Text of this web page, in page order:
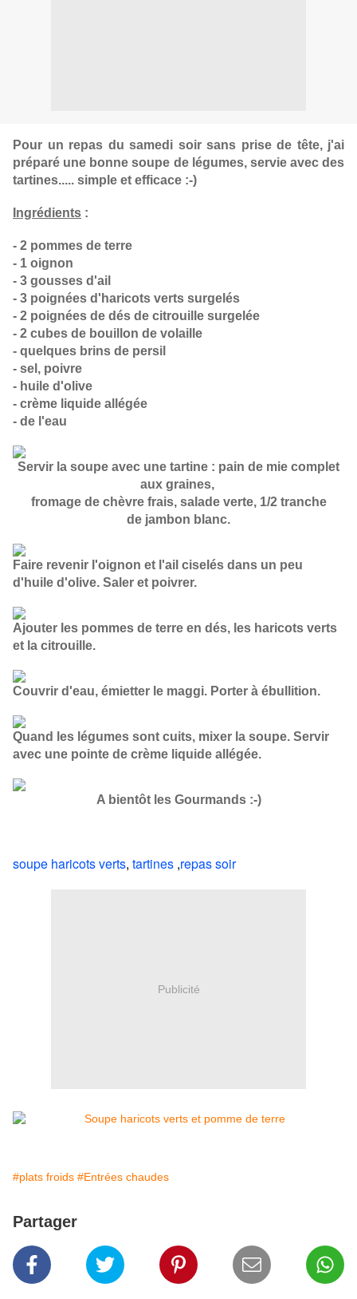
Pour un repas du samedi soir sans prise de tête, j'ai
préparé une bonne soupe de légumes, servie avec des
tartines..... simple et efficace :-)
Ingrédients :
- 2 pommes de terre
- 1 oignon
- 3 gousses d'ail
- 3 poignées d'haricots verts surgelés
- 2 poignées de dés de citrouille surgelée
- 2 cubes de bouillon de volaille
- quelques brins de persil
- sel, poivre
- huile d'olive
- crème liquide allégée
- de l'eau
Servir la soupe avec une tartine : pain de mie complet
aux graines,
fromage de chèvre frais, salade verte, 1/2 tranche
de jambon blanc.
Faire revenir l'oignon et l'ail ciselés dans un peu
d'huile d'olive. Saler et poivrer.
Ajouter les pommes de terre en dés, les haricots verts
et la citrouille.
Couvrir d'eau, émietter le maggi. Porter à ébullition.
Quand les légumes sont cuits, mixer la soupe. Servir
avec une pointe de crème liquide allégée.
A bientôt les Gourmands :-)
soupe haricots verts, tartines ,repas soir
Publicité
#plats froids #Entrées chaudes
Partager